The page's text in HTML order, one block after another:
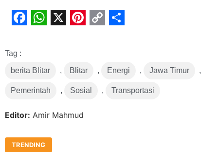
Tag :
berita Blitar , Blitar , Energi , Jawa Timur ,
Pemerintah , Sosial , Transportasi
Editor: Amir Mahmud
TRENDING